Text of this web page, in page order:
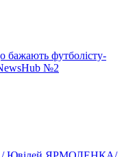
бажають футболісту-
№2